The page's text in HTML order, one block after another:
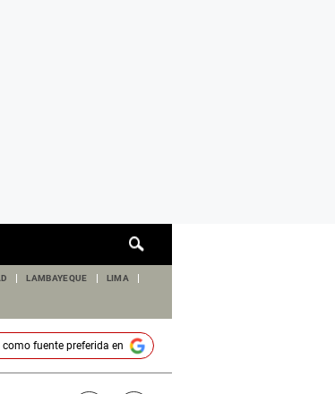
de
LAMBAYEQUE LIMA
como fuente preferida en